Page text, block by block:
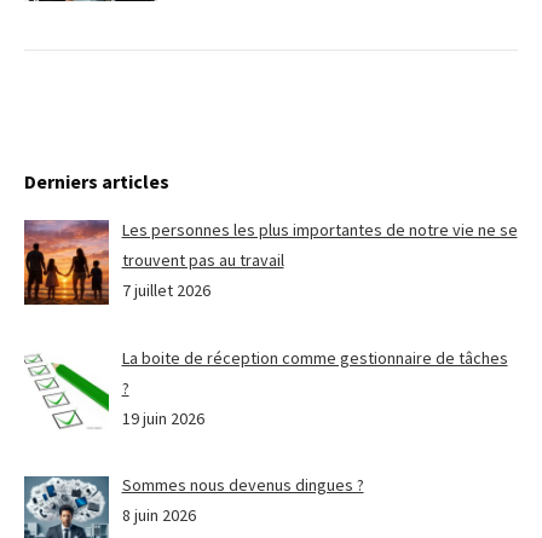
Derniers articles
Les personnes les plus importantes de notre vie ne se
trouvent pas au travail
7 juillet 2026
La boite de réception comme gestionnaire de tâches
?
19 juin 2026
Sommes nous devenus dingues ?
8 juin 2026